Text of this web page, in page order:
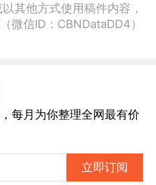
其他方式使用稿件内容，
微信ID：CBNDataDD4）
每月为你整理全网最有价
立即订阅